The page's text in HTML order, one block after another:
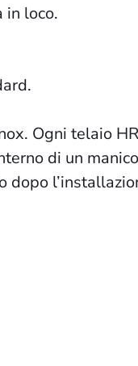
in loco.
Ogni telaio
di un
dopo